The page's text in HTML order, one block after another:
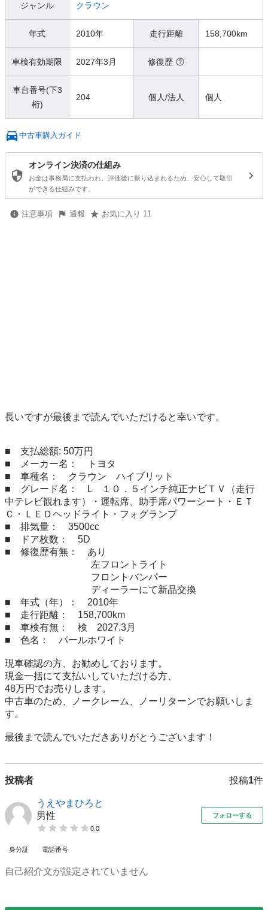
ジャンル クラウン
年式 2010年 走行距離 158,700km
車検有効期限 2027年3月 修復歴
車台番号(下3
桁)
204 個人/法人 個人
中古車購入ガイド
オンライン決済の仕組み
お金は事務局に支払われ、評価後に振り込まれるため、安心して取引
ができる仕組みです。
注意事項 通報 お気に入り 11
長いですが最後まで読んでいただけると幸いです。
■　支払総額: 50万円
■　メーカー名：　トヨタ
■　車種名：　クラウン　ハイブリット
■　グレード名：　L　１０．５インチ純正ナビＴＶ（走行
中テレビ観れます）・運転席、助手席パワーシート・ＥＴ
Ｃ・ＬＥＤヘッドライト・フォグランプ
■　排気量：　3500cc
■　ドア枚数：　5D
■　修復歴有無：　あり
左フロントライト
フロントバンパー
ディーラーにて新品交換
■　年式（年）：　2010年
■　走行距離：　158,700km
■　車検有無：　検　2027.3月
■　色名：　パールホワイト
現車確認の方、お勧めしております。
現金一括にて支払いしていただける方、
48万円でお売りします。
中古車のため、ノークレーム、ノーリターンでお願いしま
す。
最後まで読んでいただきありがとうございます！
投稿者 投稿1件
うえやまひろと
男性
0.0
フォローする
身分証 電話番号
自己紹介文が設定されていません